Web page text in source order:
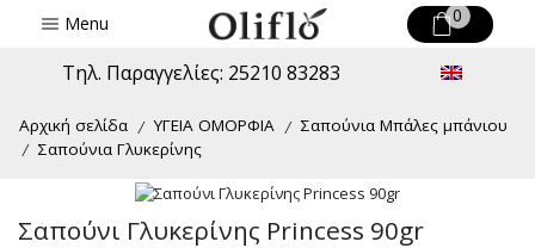
Menu 0
Τηλ. Παραγγελίες: 25210 83283
Αρχική σελίδα / ΥΓΕΙΑ ΟΜΟΡΦΙΑ / Σαπούνια Μπάλες μπάνιου
/ Σαπούνια Γλυκερίνης
Σαπούνι Γλυκερίνης Princess 90gr